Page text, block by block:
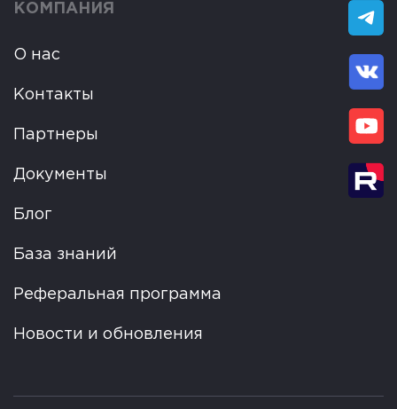
КОМПАНИЯ
О нас
Контакты
Партнеры
Документы
Блог
База знаний
Реферальная программа
Новости и обновления